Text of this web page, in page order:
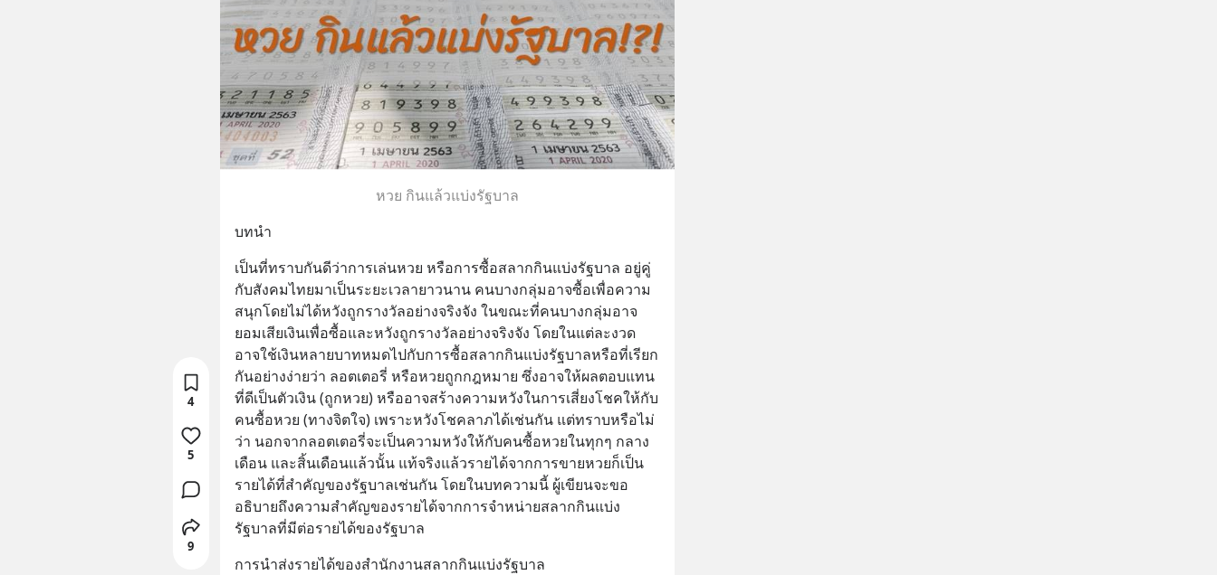
หวย กินแล้วแบ่งรัฐบาล
บทนำ
เป็นที่ทราบกันดีว่าการเล่นหวย หรือการซื้อสลากกินแบ่งรัฐบาล อยู่คู่
กับสังคมไทยมาเป็นระยะเวลายาวนาน คนบางกลุ่มอาจซื้อเพื่อความ
สนุกโดยไม่ได้หวังถูกรางวัลอย่างจริงจัง ในขณะที่คนบางกลุ่มอาจ
ยอมเสียเงินเพื่อซื้อและหวังถูกรางวัลอย่างจริงจัง โดยในแต่ละงวด
อาจใช้เงินหลายบาทหมดไปกับการซื้อสลากกินแบ่งรัฐบาลหรือที่เรียก
กันอย่างง่ายว่า ลอตเตอรี่ หรือหวยถูกกฎหมาย ซึ่งอาจให้ผลตอบแทน
ที่ดีเป็นตัวเงิน (ถูกหวย) หรืออาจสร้างความหวังในการเสี่ยงโชคให้กับ
คนซื้อหวย (ทางจิตใจ) เพราะหวังโชคลาภได้เช่นกัน แต่ทราบหรือไม่
ว่า นอกจากลอตเตอรี่จะเป็นความหวังให้กับคนซื้อหวยในทุกๆ กลาง
เดือน และสิ้นเดือนแล้วนั้น แท้จริงแล้วรายได้จากการขายหวยก็เป็น
รายได้ที่สำคัญของรัฐบาลเช่นกัน โดยในบทความนี้ ผู้เขียนจะขอ
อธิบายถึงความสำคัญของรายได้จากการจำหน่ายสลากกินแบ่ง
รัฐบาลที่มีต่อรายได้ของรัฐบาล
การนำส่งรายได้ของสำนักงานสลากกินแบ่งรัฐบาล
4
5
9